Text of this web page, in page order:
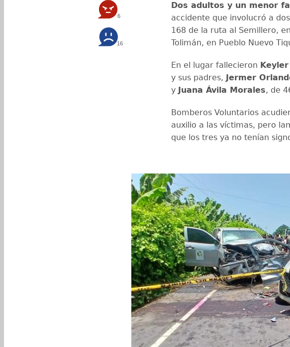
6
16
Dos adultos y un menor
accidente que involucró a
168 de la ruta al Semillero,
Tolimán, en Pueblo Nuevo
En el lugar fallecieron
y sus padres, Jermer
y Juana Ávila Morales, de
Bomberos Voluntarios
auxilio a las víctimas, pero
que los tres ya no tenían